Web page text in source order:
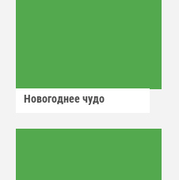
Новогоднее чудо